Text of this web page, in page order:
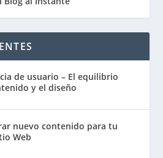
de usuario – El equilibrio
y el diseño
nuevo contenido para tu
Web